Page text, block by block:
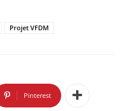
Projet VFDM
Pinterest